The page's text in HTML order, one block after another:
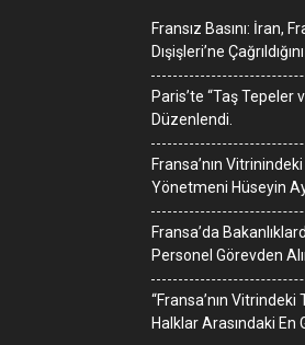
Fransız Basını: İran,
Dışişleri’ne
Paris’te “Taş Tepeler
Düzenlendi.
Fransa’nın
Yönetmeni Hüseyin
Fransa’da
Personel Görevden
“Fransa’nın
Halklar Arasındaki En